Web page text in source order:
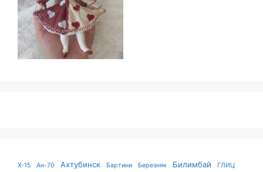
X-15 Ан-70 Ахтубинск Бартини Березняк Билимбай ГЛИЦ